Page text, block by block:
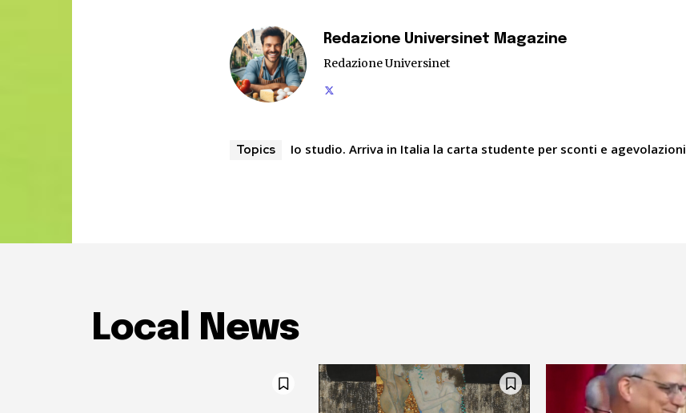
Redazione Universinet Magazine
Redazione Universinet
Topics Io studio. Arriva in Italia la carta studente per sconti e agevolazioni
Local News